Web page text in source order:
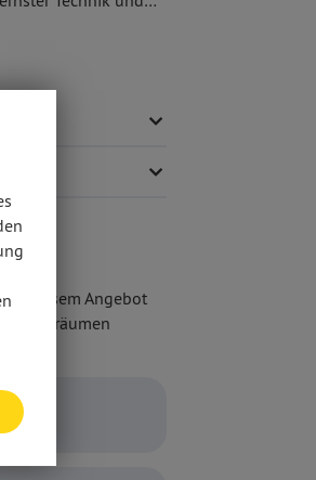
u.a.
diesem Angebot